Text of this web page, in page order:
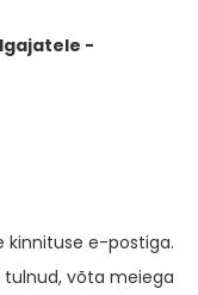
-
kinnituse e-postiga.
tulnud, võta meiega